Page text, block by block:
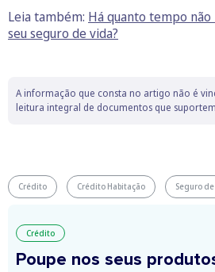
Leia também: Há quanto tempo não
seu seguro de vida?
A informação que consta no artigo não é
leitura integral de documentos que
Crédito Crédito Habitação Seguro
Crédito
Poupe nos seus